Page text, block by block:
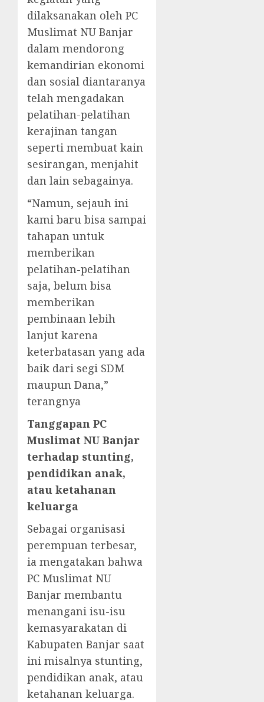
dilaksanakan oleh PC
Muslimat NU Banjar
dalam mendorong
kemandirian ekonomi
dan sosial diantaranya
telah mengadakan
pelatihan-pelatihan
kerajinan tangan
seperti membuat kain
sesirangan, menjahit
dan lain sebagainya.
“Namun, sejauh ini
kami baru bisa sampai
tahapan untuk
memberikan
pelatihan-pelatihan
saja, belum bisa
memberikan
pembinaan lebih
lanjut karena
keterbatasan yang ada
baik dari segi SDM
maupun Dana,”
terangnya
Tanggapan PC
Muslimat NU Banjar
terhadap stunting,
pendidikan anak,
atau ketahanan
keluarga
Sebagai organisasi
perempuan terbesar,
ia mengatakan bahwa
PC Muslimat NU
Banjar membantu
menangani isu-isu
kemasyarakatan di
Kabupaten Banjar saat
ini misalnya stunting,
pendidikan anak, atau
ketahanan keluarga.